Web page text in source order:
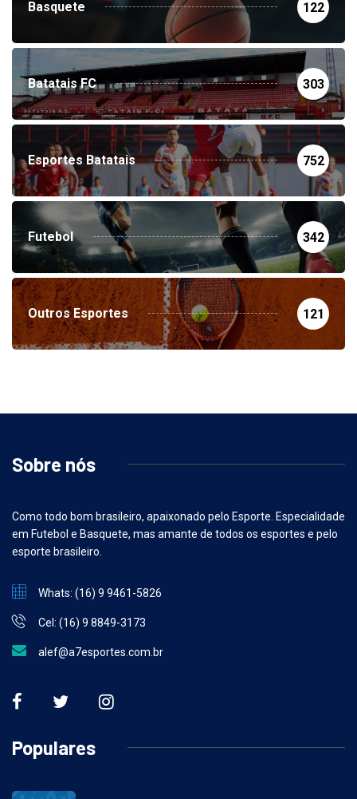
Basquete 122
Batatais FC 303
Esportes Batatais 752
Futebol 342
Outros Esportes 121
Sobre nós
Como todo bom brasileiro, apaixonado pelo Esporte. Especialidade
em Futebol e Basquete, mas amante de todos os esportes e pelo
esporte brasileiro.
Whats: (16) 9 9461-5826
Cel: (16) 9 8849-3173
alef@a7esportes.com.br
Populares